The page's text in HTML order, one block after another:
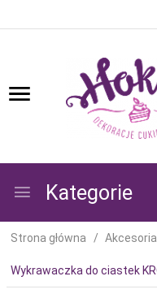
Kategorie
Strona główna
Wykrawaczka do ciastek